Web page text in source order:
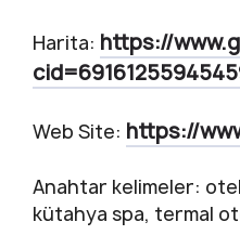
Harita: https://
Web Site: https://
Anahtar kelimeler:
kütahya spa, termal